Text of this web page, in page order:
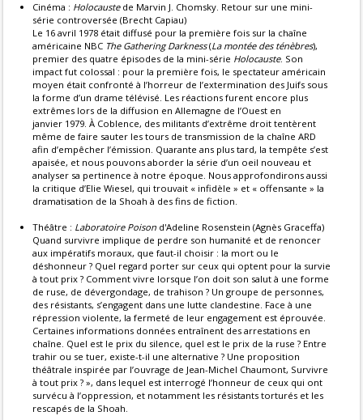
Cinéma : Holocaustede Marvin J. Chomsky. Retour sur une mini-
série controversée (Brecht Capiau)
Le 16 avril 1978 était diffusé pour la première fois sur la chaîne
américaine NBC The Gathering Darkness(La montée des ténèbres),
premier des quatre épisodes de la mini-série Holocauste. Son
impact fut colossal : pour la première fois, le spectateur américain
moyen était confronté à l’horreur de l’extermination des Juifs sous
la forme d’un drame télévisé. Les réactions furent encore plus
extrêmes lors de la diffusion en Allemagne de l’Ouest en
janvier 1979. À Coblence, des militants d’extrême droit tentèrent
même de faire sauter les tours de transmission de la chaîne ARD
afin d’empêcher l’émission. Quarante ans plus tard, la tempête s’est
apaisée, et nous pouvons aborder la série d’un oeil nouveau et
analyser sa pertinence à notre époque. Nous approfondirons aussi
la critique d’Elie Wiesel, qui trouvait « infidèle » et « offensante » la
dramatisation de la Shoah à des fins de fiction.
Théâtre : Laboratoire Poison d'Adeline Rosenstein (Agnès Graceffa)
Quand survivre implique de perdre son humanité et de renoncer
aux impératifs moraux, que faut-il choisir : la mort ou le
déshonneur ? Quel regard porter sur ceux qui optent pour la survie
à tout prix ? Comment vivre lorsque l’on doit son salut à une forme
de ruse, de dévergondage, de trahison ? Un groupe de personnes,
des résistants, s’engagent dans une lutte clandestine. Face à une
répression violente, la fermeté de leur engagement est éprouvée.
Certaines informations données entraînent des arrestations en
chaîne. Quel est le prix du silence, quel est le prix de la ruse ? Entre
trahir ou se tuer, existe-t-il une alternative ? Une proposition
théâtrale inspirée par l’ouvrage de Jean-Michel Chaumont, Survivre
à tout prix ? », dans lequel est interrogé l’honneur de ceux qui ont
survécu à l’oppression, et notamment les résistants torturés et les
rescapés de la Shoah.